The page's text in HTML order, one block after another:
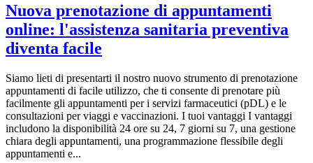
Nuova prenotazione di appuntamenti
online: l'assistenza sanitaria preventiva
diventa facile
Siamo lieti di presentarti il nostro nuovo strumento di prenotazione
appuntamenti di facile utilizzo, che ti consente di prenotare più
facilmente gli appuntamenti per i servizi farmaceutici (pDL) e le
consultazioni per viaggi e vaccinazioni. I tuoi vantaggi I vantaggi
includono la disponibilità 24 ore su 24, 7 giorni su 7, una gestione
chiara degli appuntamenti, una programmazione flessibile degli
appuntamenti e...